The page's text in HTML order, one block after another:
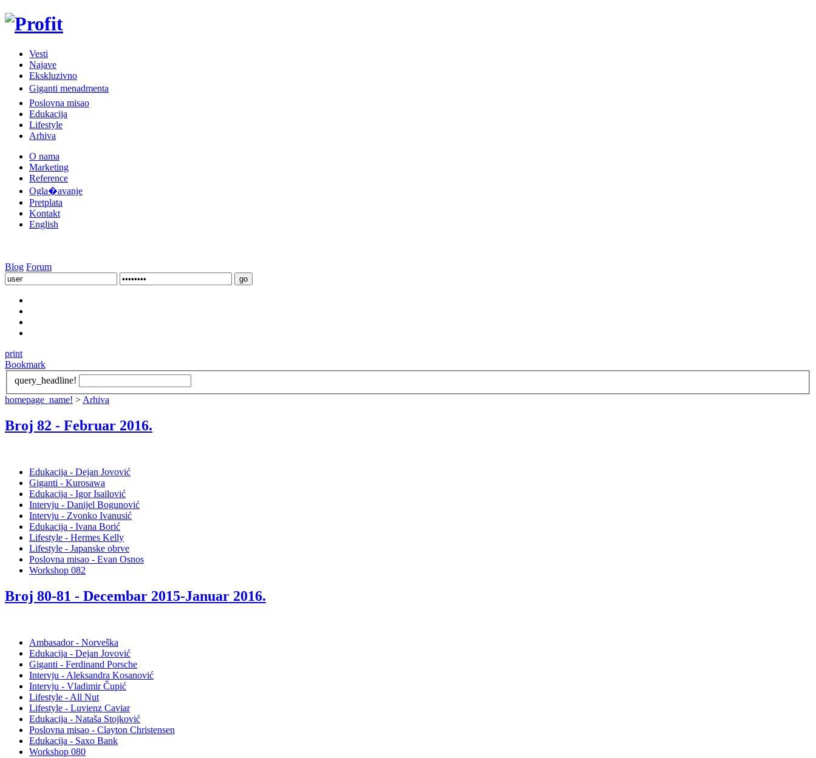
Vesti
Najave
Ekskluzivno
Giganti menadmenta
Poslovna misao
Edukacija
Lifestyle
Arhiva
O nama
Marketing
Reference
Ogla�avanje
Pretplata
Kontakt
English
Blog Forum
print
Bookmark
query_headline!
homepage_name! >Arhiva
Broj 82 - Februar 2016.
Edukacija - Dejan Jovović
Giganti - Kurosawa
Edukacija - Igor Isailović
Intervju - Danijel Bogunović
Intervju - Zvonko Ivanusić
Edukacija - Ivana Borić
Lifestyle - Hermes Kelly
Lifestyle - Japanske obrve
Poslovna misao - Evan Osnos
Workshop 082
Broj 80-81 - Decembar 2015-Januar 2016.
Ambasador - Norveška
Edukacija - Dejan Jovović
Giganti - Ferdinand Porsche
Intervju - Aleksandra Kosanović
Intervju - Vladimir Čupić
Lifestyle - All Nut
Lifestyle - Luvienz Caviar
Edukacija - Nataša Stojković
Poslovna misao - Clayton Christensen
Edukacija - Saxo Bank
Workshop 080